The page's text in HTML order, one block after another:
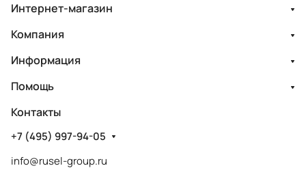
Интернет-магазин
Компания
Информация
Помощь
Контакты
+7 (495) 997-94-05
info@rusel-group.ru